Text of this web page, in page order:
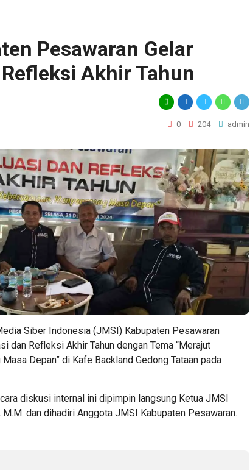
Pesawaran Gelar
Akhir Tahun
0 204 admin
Siber Indonesia (JMSI) Kabupaten Pesawaran
dan Refleksi Akhir Tahun dengan Tema “Merajut
Depan” di Kafe Backland Gedong Tataan pada
diskusi internal ini dipimpin langsung Ketua JMSI
dan dihadiri Anggota JMSI Kabupaten Pesawaran.